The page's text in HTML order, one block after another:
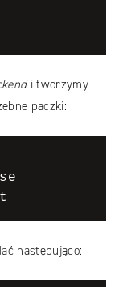
i tworzymy
paczki:
następująco: